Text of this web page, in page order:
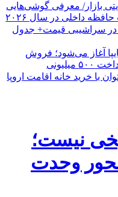
۱ ترابایتی بازار/ معرفی گوشی‌هایی
داخلی در سال ۲۰۲۶
در سراشیبی قیمت+ جدول
آغاز می‌شود؛ فروش
با خرید خانه اقامت اروپا
نیست؛
وحدت